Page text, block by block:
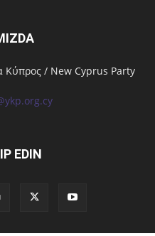
Κύπρος / New Cyprus Party
EDIN